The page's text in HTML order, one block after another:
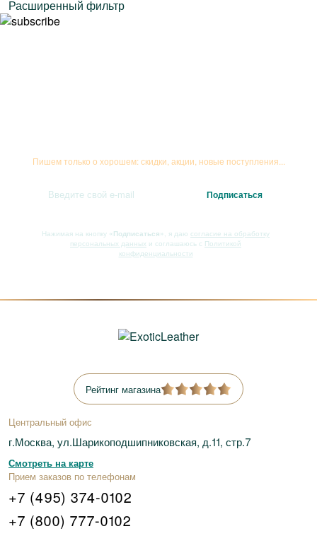
Расширенный фильтр
Пишем только о хорошем: скидки, акции, новые поступления...
Нажимая на кнопку «Подписаться» , я даю согласие на обработку
персональных данных и соглашаюсь с Политикой
конфиденциальности
Рейтинг магазина
Центральный офис
г.Москва, ул.Шарикоподшипниковская, д.11, стр.7
Смотреть на карте
Прием заказов по телефонам
+7 (495) 374-0102
+7 (800) 777-0102